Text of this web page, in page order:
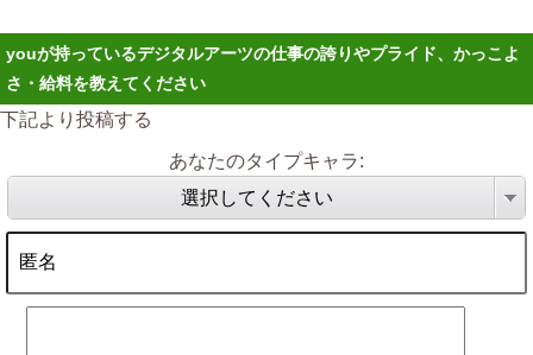
youが持っているデジタルアーツの仕事の誇りやプライド、かっこよ
さ・給料を教えてください
下記より投稿する
あなたのタイプキャラ:
選択してください